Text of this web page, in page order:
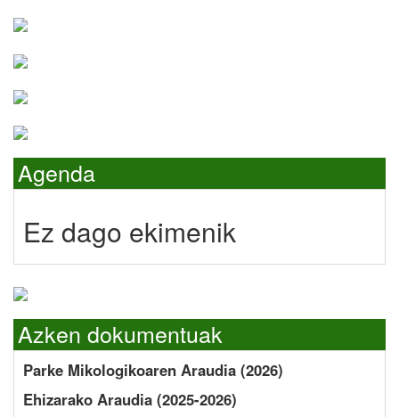
Agenda
Ez dago ekimenik
Azken dokumentuak
Parke Mikologikoaren Araudia (2026)
Ehizarako Araudia (2025-2026)